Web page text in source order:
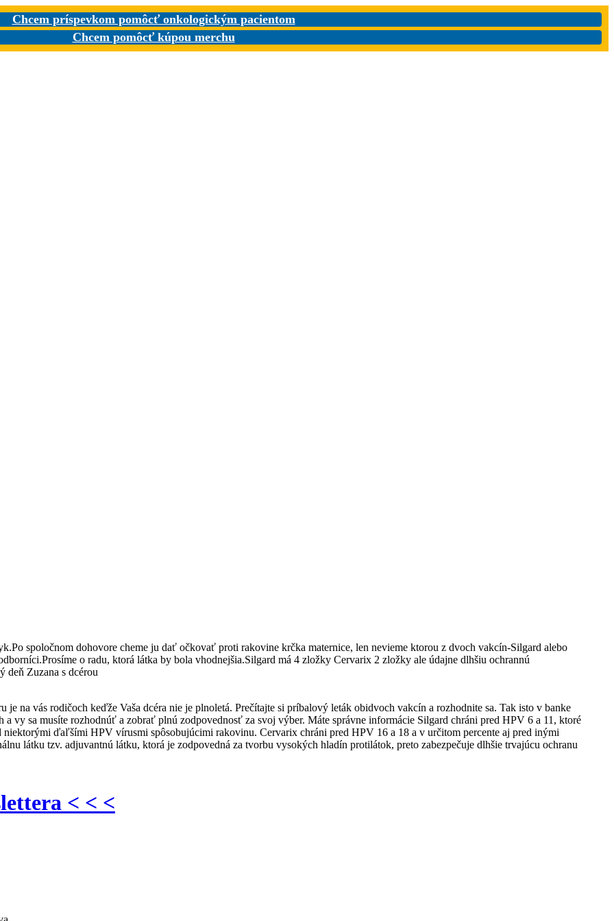
Chcem príspevkom pomôcť onkologickým pacientom
Chcem pomôcť kúpou merchu
spoločnom dohovore cheme ju dať očkovať proti rakovine krčka maternice, len nevieme ktorou z dvoch vakcín-Silgard alebo
o radu, ktorá látka by bola vhodnejšia.Silgard má 4 zložky Cervarix 2 zložky ale údajne dlhšiu ochrannú
deň Zuzana s dcérou
na vás rodičoch keďže Vaša dcéra nie je plnoletá. Prečítajte si príbalový leták obidvoch vakcín a rozhodnite sa. Tak isto v banke
vy sa musíte rozhodnúť a zobrať plnú zodpovednosť za svoj výber. Máte správne informácie Silgard chráni pred HPV 6 a 11, ktoré
niektorými ďaľšími HPV vírusmi spôsobujúcimi rakovinu. Cervarix chráni pred HPV 16 a 18 a v určitom percente aj pred inými
látku tzv. adjuvantnú látku, ktorá je zodpovedná za tvorbu vysokých hladín protilátok, preto zabezpečuje dlhšie trvajúcu ochranu
< < <